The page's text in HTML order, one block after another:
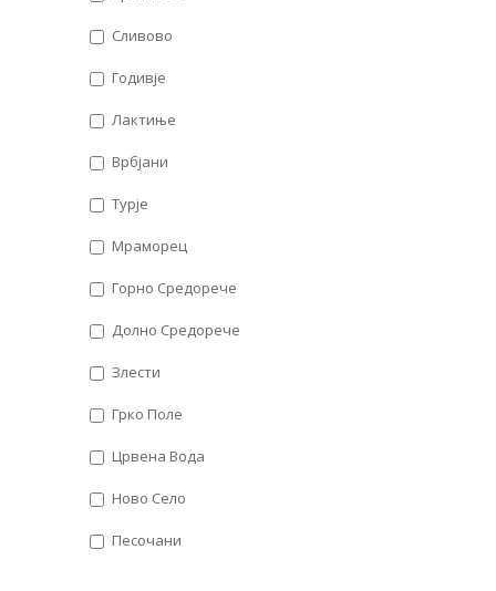
Сливово
Годивје
Лактиње
Врбјани
Турје
Мраморец
Горно Средорече
Долно Средорече
Злести
Грко Поле
Црвена Вода
Ново Село
Песочани